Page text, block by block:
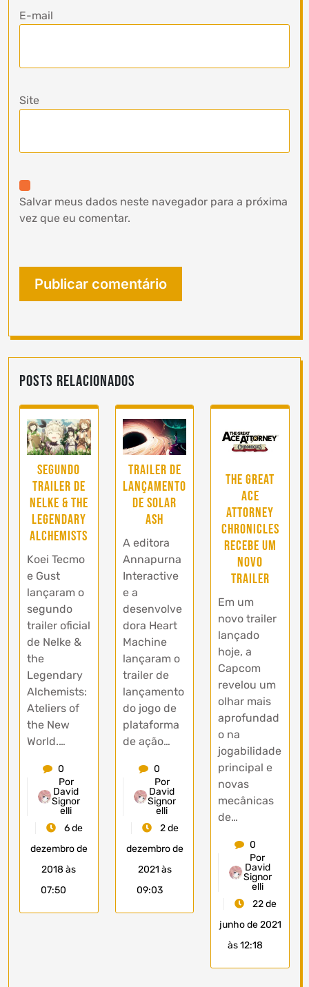
E-mail
Site
Salvar meus dados neste navegador para a próxima
vez que eu comentar.
Posts Relacionados
Segundo
trailer de
Nelke & the
Legendary
Alchemists
Koei Tecmo
e Gust
lançaram o
segundo
trailer oficial
de Nelke &
the
Legendary
Alchemists:
Ateliers of
the New
World.…
0
Por
David
Signor
elli
6 de
dezembro de
2018 às
07:50
Trailer de
lançamento
de Solar
Ash
A editora
Annapurna
Interactive
e a
desenvolve
dora Heart
Machine
lançaram o
trailer de
lançamento
do jogo de
plataforma
de ação…
0
Por
David
Signor
elli
2 de
dezembro de
2021 às
09:03
The Great
Ace
Attorney
Chronicles
recebe um
novo
trailer
Em um
novo trailer
lançado
hoje, a
Capcom
revelou um
olhar mais
aprofundad
o na
jogabilidade
principal e
novas
mecânicas
de…
0
Por
David
Signor
elli
22 de
junho de 2021
às 12:18